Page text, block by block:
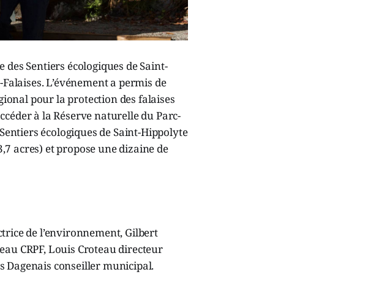
Sentiers écologiques de Saint-
L’événement a permis de
pour la protection des falaises
à la Réserve naturelle du Parc-
écologiques de Saint-Hippolyte
acres) et propose une dizaine de
de l’environnement, Gilbert
CRPF, Louis Croteau directeur
Dagenais conseiller municipal.